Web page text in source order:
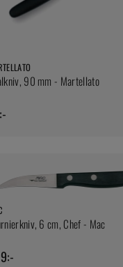
90 mm - Martellato
6 cm, Chef - Mac